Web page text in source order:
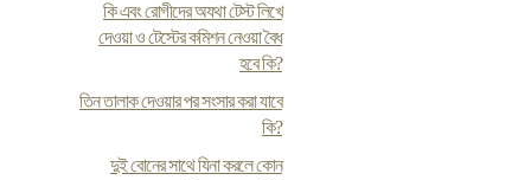
কি এবং রোগীদের অযথা টেস্ট লিখে
দেওয়া ও টেস্টের কমিশন নেওয়া বৈধ
হবে কি?
তিন তালাক দেওয়ার পর সংসার করা যাবে
কি?
দুই বোনের সাথে যিনা করলে কোন